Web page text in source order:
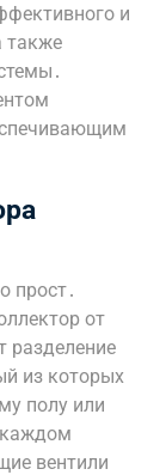
и
также
прост․
от
разделение
из которых
полу или
каждом
вентили